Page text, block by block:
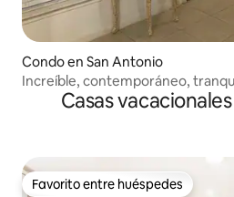
Condo en San Antonio
Increíble, contemporáneo,
ubicadoCasas
Favorito entre huéspedes
Favorito entre huéspedes